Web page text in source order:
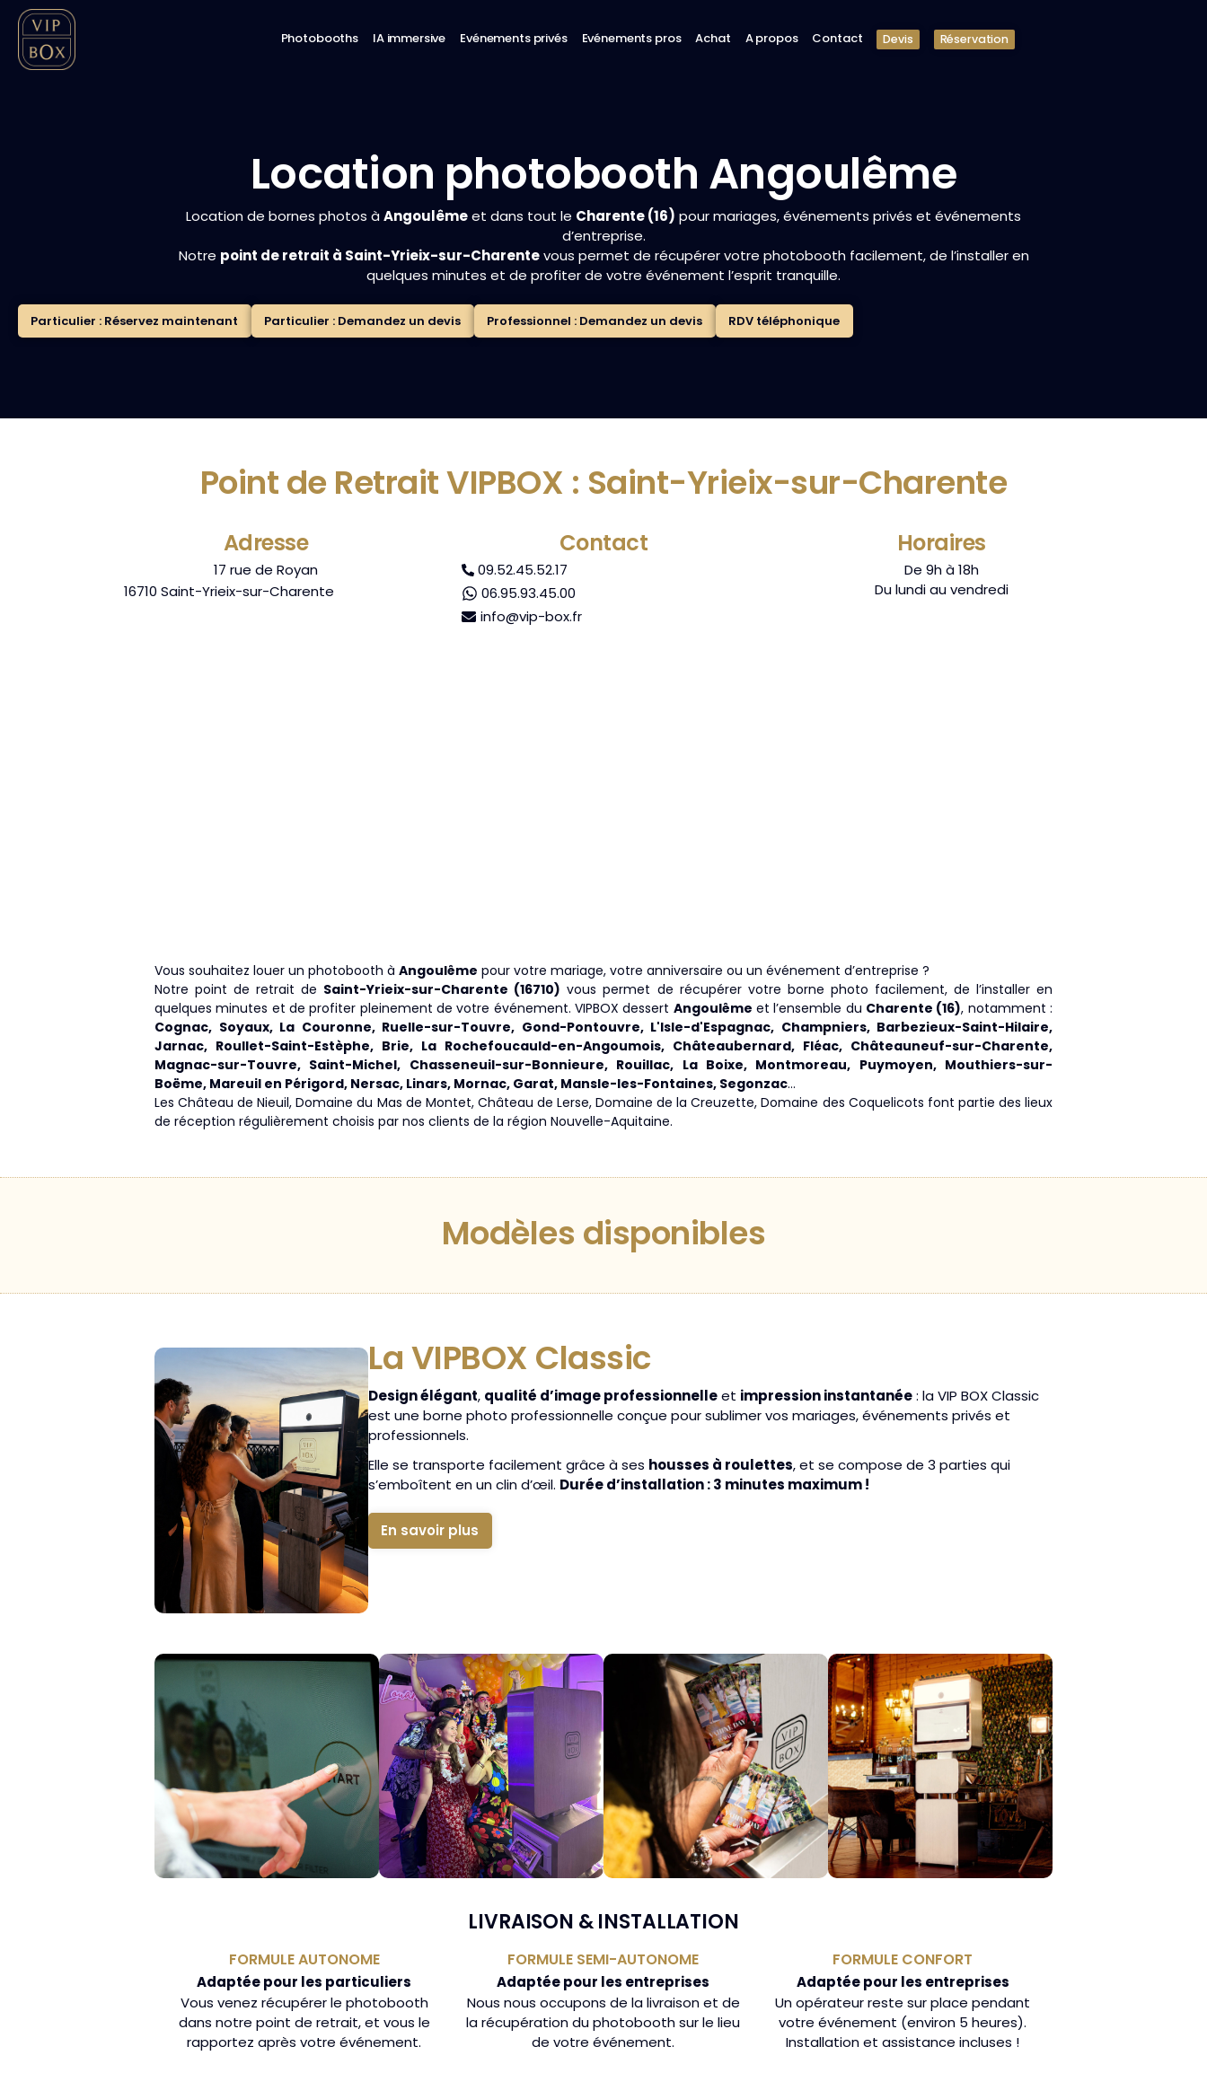
Photobooths IA immersive Evénements privés Evénements pros Achat A propos Contact Devis Réservation
Location photobooth Angoulême
Location de bornes photos à Angoulêmeet dans tout le Charente (16) pour mariages, événements privés et événements
d’entreprise.
Notre point de retrait à Saint-Yrieix-sur-Charentevous permet de récupérer votre photobooth facilement, de l’installer en
quelques minutes et de profiter de votre événement l’esprit tranquille.
Particulier : Réservez maintenant Particulier : Demandez un devis Professionnel : Demandez un devis RDV téléphonique
Point de Retrait VIPBOX : Saint-Yrieix-sur-Charente
Adresse
17 rue de Royan
16710 Saint-Yrieix-sur-Charente
Contact
09.52.45.52.17
06.95.93.45.00
info@vip-box.fr
Horaires
De 9h à 18h
Du lundi au vendredi
Vous souhaitez louer un photobooth à Angoulême pour votre mariage, votre anniversaire ou un événement d’entreprise ?
Notre point de retrait de Saint-Yrieix-sur-Charente (16710) vous permet de récupérer votre borne photo facilement, de l’installer en
quelques minutes et de profiter pleinement de votre événement. VIPBOX dessert Angoulême et l’ensemble du Charente (16), notamment :
Cognac, Soyaux, La Couronne, Ruelle-sur-Touvre, Gond-Pontouvre, L'Isle-d'Espagnac, Champniers, Barbezieux-Saint-Hilaire,
Jarnac, Roullet-Saint-Estèphe, Brie, La Rochefoucauld-en-Angoumois, Châteaubernard, Fléac, Châteauneuf-sur-Charente,
Magnac-sur-Touvre, Saint-Michel, Chasseneuil-sur-Bonnieure, Rouillac, La Boixe, Montmoreau, Puymoyen, Mouthiers-sur-
Boëme, Mareuil en Périgord, Nersac, Linars, Mornac, Garat, Mansle-les-Fontaines, Segonzac…
Les Château de Nieuil, Domaine du Mas de Montet, Château de Lerse, Domaine de la Creuzette, Domaine des Coquelicots font partie des lieux
de réception régulièrement choisis par nos clients de la région Nouvelle-Aquitaine.
Modèles disponibles
La VIPBOX Classic
Design élégant, qualité d’image professionnelleet impression instantanée: la VIP BOX Classic
est une borne photo professionnelle conçue pour sublimer vos mariages, événements privés et
professionnels.
Elle se transporte facilement grâce à ses housses à roulettes, et se compose de 3 parties qui
s’emboîtent en un clin d’œil. Durée d’installation : 3 minutes maximum !
En savoir plus
LIVRAISON & INSTALLATION
FORMULE AUTONOME
Adaptée pour les particuliers
Vous venez récupérer le photobooth
dans notre point de retrait, et vous le
rapportez après votre événement.
FORMULE SEMI-AUTONOME
Adaptée pour les entreprises
Nous nous occupons de la livraison et de
la récupération du photobooth sur le lieu
de votre événement.
FORMULE CONFORT
Adaptée pour les entreprises
Un opérateur reste sur place pendant
votre événement (environ 5 heures).
Installation et assistance incluses !